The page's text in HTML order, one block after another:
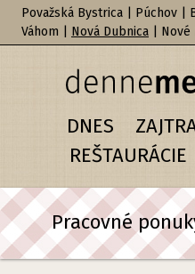
Považská Bystrica Púchov
Váhom
Nová Dubnica Nové
DNES
REŠTAURÁCIE
Pracovné